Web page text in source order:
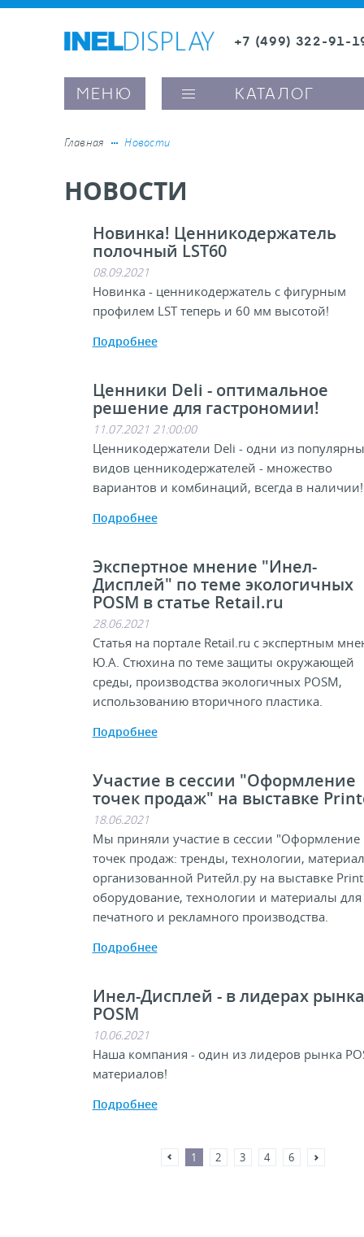
+7 (499) 322-91-
МЕНЮ КАТАЛОГ
ценникодержатели
полочного пространства
вывесок и шелфтокеры
оборудование, комплектующие
рамки и аксессуары
напольные, подвесные, на полку
конструкции из алюминиевого
Главная Новости
НОВОСТИ
Новинка! Ценникодержатель
полочный LST60
08.09.2021
Новинка - ценникодержатель с фигурным
профилем LST теперь и 60 мм высотой!
Подробнее
Ценники Deli - оптимальное
решение для гастрономии!
11.07.2021 21:00:00
Ценникодержатели Deli - одни из
видов ценникодержателей - множество
вариантов и комбинаций, всегда в наличии!
Подробнее
Экспертное мнение "Инел-
Дисплей" по теме экологичных
POSM в статье Retail.ru
28.06.2021
Статья на портале Retail.ru с экспертным
Ю.А. Стюхина по теме защиты окружающей
среды, производства экологичных POSM,
использованию вторичного пластика.
Подробнее
Участие в сессии "Оформление
точек продаж" на выставке
18.06.2021
Мы приняли участие в сессии "Оформление
точек продаж: тренды, технологии,
организованной Ритейл.ру на выставке
оборудование, технологии и материалы для
печатного и рекламного производства.
Подробнее
Инел-Дисплей - в лидерах рынка
POSM
10.06.2021
Наша компания - один из лидеров рынка
материалов!
Подробнее
1 2 3 4 6